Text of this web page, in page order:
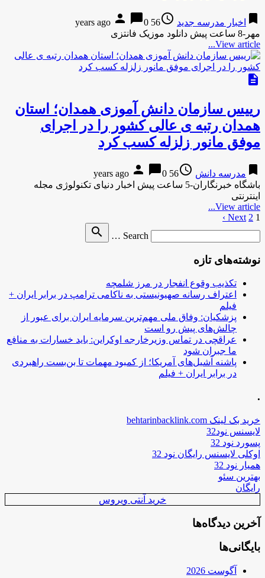
bookmark اخبار مدرسه جدید access_time
56 years ago
person chat_bubble0
مهر-8 ساعت پیش دانلود موزیک فانتزی
View article...
description
رییس سازمان دانش آموزی همدان؛ استان
همدان رتبه ی عالی کشور را در اجرای
موفق مانور زلزله کسب کرد
bookmark مدرسه دانش access_time
56 years ago
person chat_bubble0
باشگاه خبرنگاران-5 ساعت پیش اخبار دنیای تکنولوژی مجله
اینترنتی
View article...
صفحه‌بندی
1
2
Next ›
Search …
search
نوشته‌های تازه
تکذیب وقوع انفجار در مرز شلمچه
اعتراف رسانه صهیونیستی به ناکامی ترامپ در برابر ایران +
فیلم
پزشکیان: وفاق ملی مهم‌ترین سرمایه ایران برای عبور از
چالش‌های پیش رو است
عراقچی در تماس وزیرخارجه اوکراین: باید خسارات به منافع
ما جبران شود
پاشنه آشیل‌های آمریکا؛ از کمبود مهمات تا بن‌بست راهبردی
در برابر ایران + فیلم
.
خرید بک لینک behtarinbacklink.com
لایسنس نود32
پسورد نود 32
اوکلی لایسنس رایگان نود 32
همیار نود 32
بهترین سئو
رایگان
خرید آنتی ویروس
آخرین دیدگاه‌ها
بایگانی‌ها
آگوست 2026